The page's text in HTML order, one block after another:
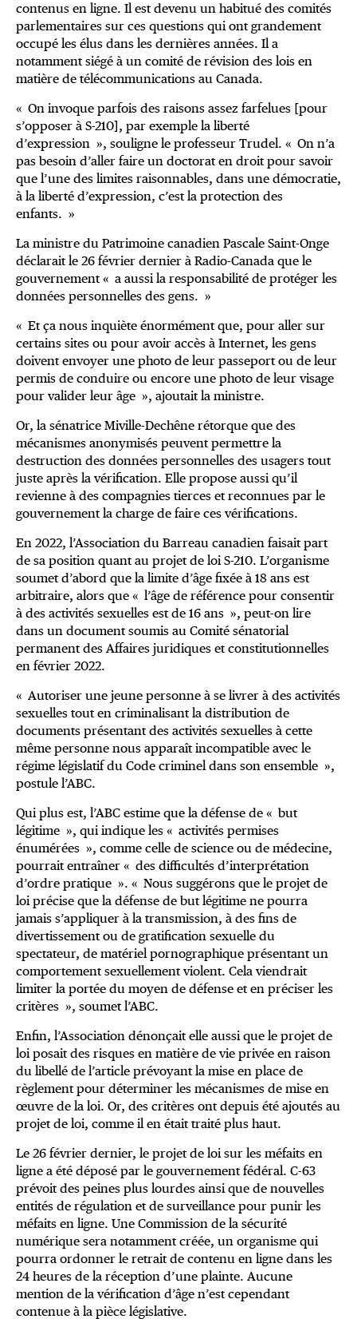
contenus en ligne. Il est devenu un habitué des comités
parlementaires sur ces questions qui ont grandement
occupé les élus dans les dernières années. Il a
notamment siégé à un comité de révision des lois en
matière de télécommunications au Canada.
« On invoque parfois des raisons assez farfelues [pour
s’opposer à S-210], par exemple la liberté
d’expression », souligne le professeur Trudel. « On n’a
pas besoin d’aller faire un doctorat en droit pour savoir
que l’une des limites raisonnables, dans une démocratie,
à la liberté d’expression, c’est la protection des
enfants. »
La ministre du Patrimoine canadien Pascale Saint-Onge
déclarait le 26 février dernier à Radio-Canada que le
gouvernement « a aussi la responsabilité de protéger les
données personnelles des gens. »
« Et ça nous inquiète énormément que, pour aller sur
certains sites ou pour avoir accès à Internet, les gens
doivent envoyer une photo de leur passeport ou de leur
permis de conduire ou encore une photo de leur visage
pour valider leur âge », ajoutait la ministre.
Or, la sénatrice Miville-Dechêne rétorque que des
mécanismes anonymisés peuvent permettre la
destruction des données personnelles des usagers tout
juste après la vérification. Elle propose aussi qu’il
revienne à des compagnies tierces et reconnues par le
gouvernement la charge de faire ces vérifications.
En 2022, l’Association du Barreau canadien faisait part
de sa position quant au projet de loi S-210. L’organisme
soumet d’abord que la limite d’âge fixée à 18 ans est
arbitraire, alors que « l’âge de référence pour consentir
à des activités sexuelles est de 16 ans », peut-on lire
dans un document soumis au Comité sénatorial
permanent des Affaires juridiques et constitutionnelles
en février 2022.
« Autoriser une jeune personne à se livrer à des activités
sexuelles tout en criminalisant la distribution de
documents présentant des activités sexuelles à cette
même personne nous apparaît incompatible avec le
régime législatif du Code criminel dans son ensemble »,
postule l’ABC.
Qui plus est, l’ABC estime que la défense de « but
légitime », qui indique les « activités permises
énumérées », comme celle de science ou de médecine,
pourrait entraîner « des difficultés d’interprétation
d’ordre pratique ». « Nous suggérons que le projet de
loi précise que la défense de but légitime ne pourra
jamais s’appliquer à la transmission, à des fins de
divertissement ou de gratification sexuelle du
spectateur, de matériel pornographique présentant un
comportement sexuellement violent. Cela viendrait
limiter la portée du moyen de défense et en préciser les
critères », soumet l’ABC.
Enfin, l’Association dénonçait elle aussi que le projet de
loi posait des risques en matière de vie privée en raison
du libellé de l’article prévoyant la mise en place de
règlement pour déterminer les mécanismes de mise en
œuvre de la loi. Or, des critères ont depuis été ajoutés au
projet de loi, comme il en était traité plus haut.
Le 26 février dernier, le projet de loi sur les méfaits en
ligne a été déposé par le gouvernement fédéral. C-63
prévoit des peines plus lourdes ainsi que de nouvelles
entités de régulation et de surveillance pour punir les
méfaits en ligne. Une Commission de la sécurité
numérique sera notamment créée, un organisme qui
pourra ordonner le retrait de contenu en ligne dans les
24 heures de la réception d’une plainte. Aucune
mention de la vérification d’âge n’est cependant
contenue à la pièce législative.